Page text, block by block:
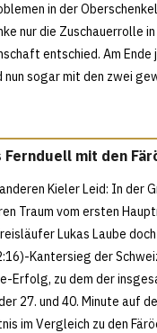
in der
nur die Zuschauerrolle
entschied. Am
sogar mit den zwei
mit den
Kieler Leid: In der
Traum vom ersten
Lukas Laube
Kantersieg der
Erfolg, zu dem der
27. und 40. Minute auf
im Vergleich zu den